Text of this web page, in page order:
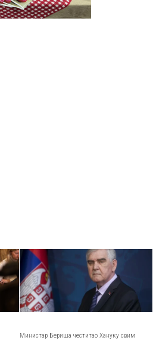
Министар Бериша честитао Хануку свим